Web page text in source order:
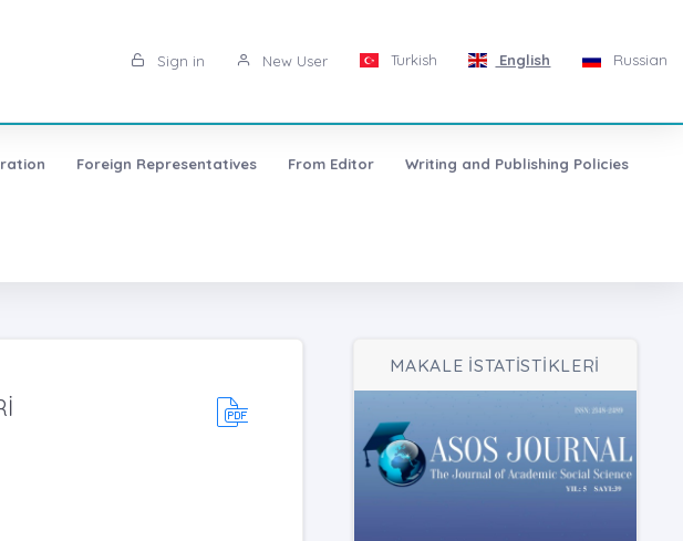
Sign in New User Turkish English Russian
Foreign Representatives From Editor Writing and Publishing Policies
MAKALE İSTATİSTİKLERİ